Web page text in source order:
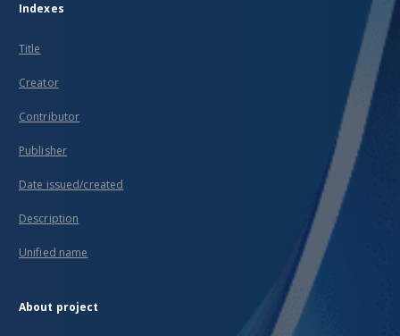
Indexes
Title
Creator
Contributor
Publisher
Date issued/created
Description
Unified name
About project